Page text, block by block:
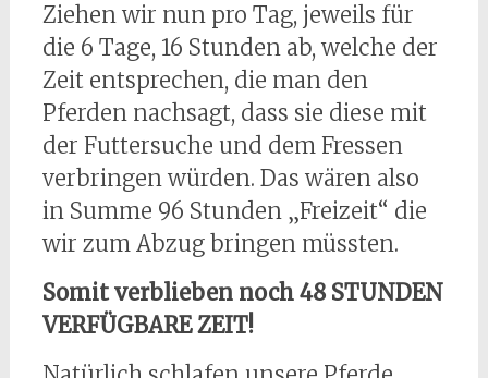
Ziehen wir nun pro Tag, jeweils für
die 6 Tage, 16 Stunden ab, welche der
Zeit entsprechen, die man den
Pferden nachsagt, dass sie diese mit
der Futtersuche und dem Fressen
verbringen würden. Das wären also
in Summe 96 Stunden „Freizeit“ die
wir zum Abzug bringen müssten.
Somit verblieben noch 48 STUNDEN
VERFÜGBARE ZEIT!